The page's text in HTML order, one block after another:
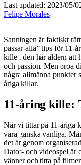
Last updated: 2023/05/
Felipe Morales
Sanningen är faktiskt
passar-alla” tips för 11-
kille i den här åldern att
och passion. Men oroa
några allmänna punkter
åriga killar.
11-åring kille:
När vi tittar på 11-åriga
vara ganska vanliga.
det är genom
Dator- och videospel är
vänner och titta på